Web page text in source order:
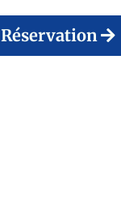
Réservation